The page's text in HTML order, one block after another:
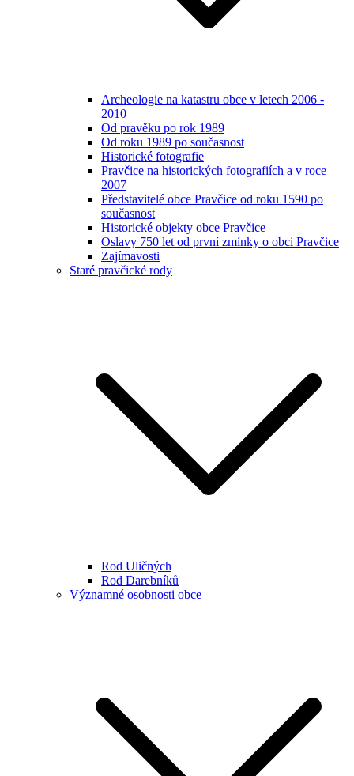
Archeologie na katastru obce v letech 2006 -
2010
Od pravěku po rok 1989
Od roku 1989 po současnost
Historické fotografie
Pravčice na historických fotografiích a v roce
2007
Představitelé obce Pravčice od roku 1590 po
současnost
Historické objekty obce Pravčice
Oslavy 750 let od první zmínky o obci Pravčice
Zajímavosti
Staré pravčické rody
Rod Uličných
Rod Darebníků
Významné osobnosti obce